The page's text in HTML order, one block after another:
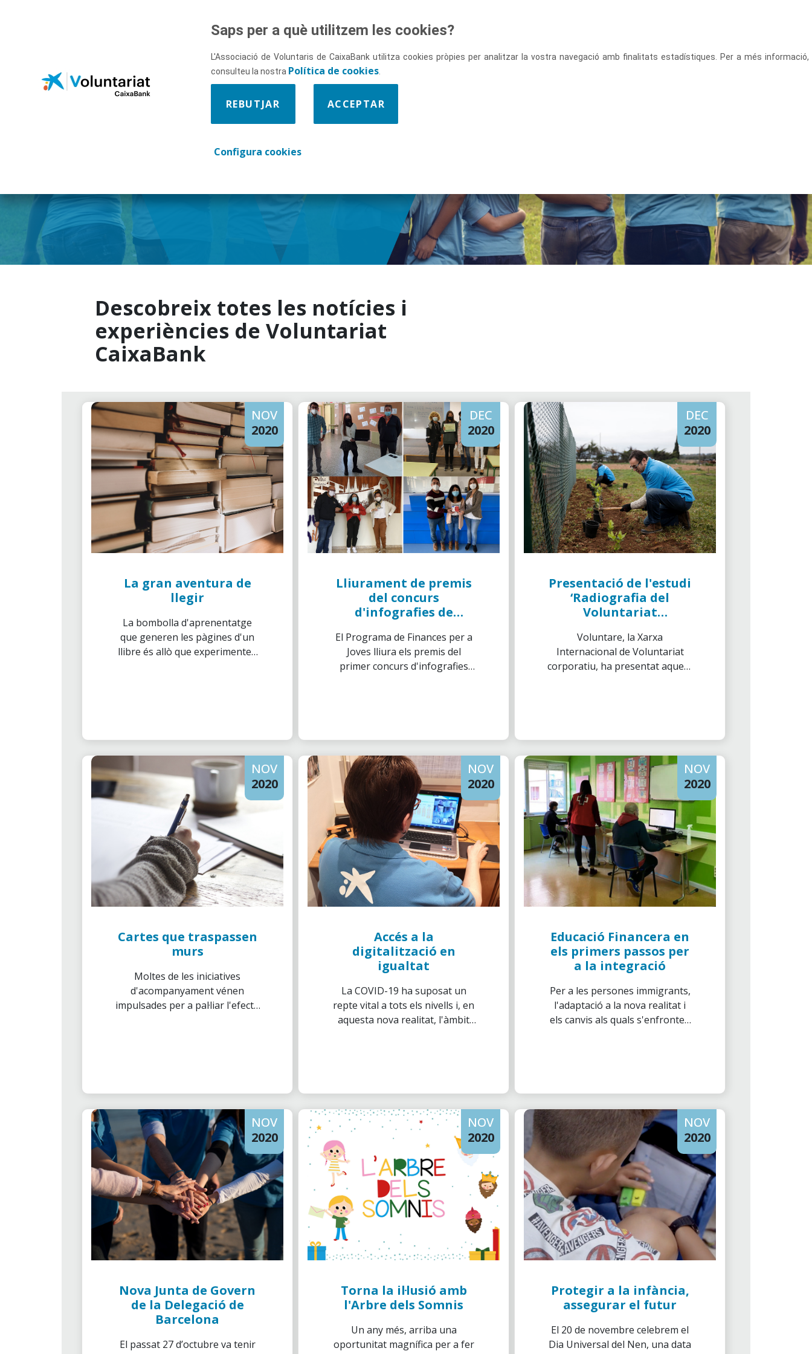
Descobreix-nos
Descobreix totes les notícies i
experiències de Voluntariat
CaixaBank
NOV
2020
La gran aventura de
llegir
La bombolla d'aprenentatge
que generen les pàgines d'un
llibre és allò que experimenten
DEC
2020
Lliurament de premis
del concurs
d'infografies de
El Programa de Finances per a
Joves lliura els premis del
primer concurs d'infografies
els tallers impartits pels
Voluntaris de ”la Caixa” durant
el curs escolar 19-20.
DEC
2020
Presentació de l'estudi
‘Radiografia del
Voluntariat
Voluntare, la Xarxa
Internacional de Voluntariat
corporatiu, ha presentat aquest
del voluntariat en les
empreses espanyolesamb el
suport de l'Associació de
Voluntaris de ”la Caixa”.
NOV
2020
Cartes que traspassen
murs
Moltes de les iniciatives
d'acompanyament vénen
impulsades per a pal·liar l'efecte
penitenciaris.
NOV
2020
Accés a la
digitalització en
igualtat
La COVID-19 ha suposat un
repte vital a tots els nivells i, en
aquesta nova realitat, l'àmbit
NOV
2020
Educació Financera en
els primers passos per
a la integració
Per a les persones immigrants,
l'adaptació a la nova realitat i
els canvis als quals s'enfronten
impulsa a abandonar els seus
països d'origen.
NOV
2020
Nova Junta de Govern
de la Delegació de
Barcelona
El passat 27 d’octubre va tenir
NOV
2020
Torna la il·lusió amb
l'Arbre dels Somnis
Un any més, arriba una
oportunitat magnífica per a fer
NOV
2020
Protegir a la infància,
assegurar el futur
El 20 de novembre celebrem el
Dia Universal del Nen, una data
Saps per a què utilitzem les cookies?
L'Associació de Voluntaris de CaixaBank utilitza cookies pròpies per analitzar la vostra navegació amb finalitats estadístiques. Per a més informació,
consulteu la nostra Política de cookies.
REBUTJAR ACCEPTAR
Configura cookies